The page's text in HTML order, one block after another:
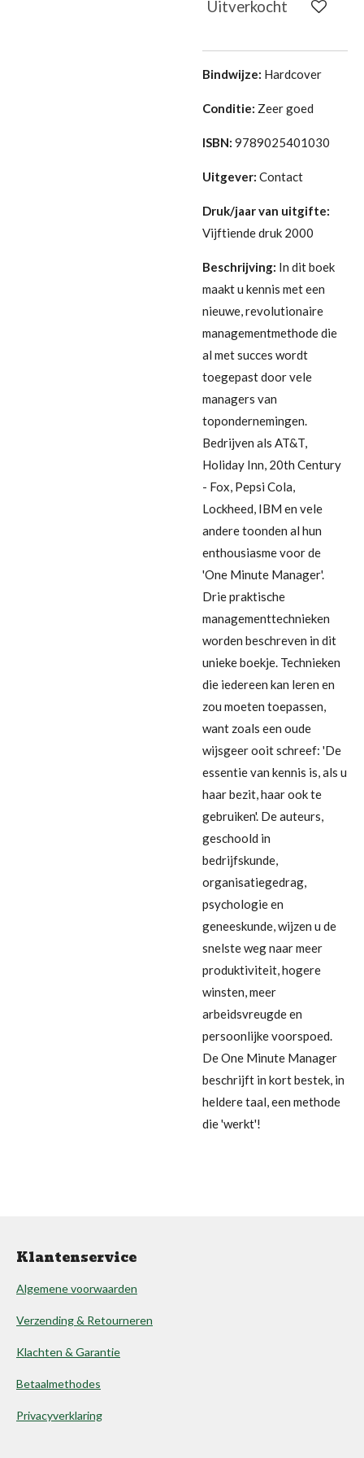
Uitverkocht
Bindwijze: Hardcover
Conditie: Zeer goed
ISBN: 9789025401030
Uitgever: Contact
Druk/jaar van uitgifte:
Vijftiende druk 2000
Beschrijving: In dit boek
maakt u kennis met een
nieuwe, revolutionaire
managementmethode die
al met succes wordt
toegepast door vele
managers van
topondernemingen.
Bedrijven als AT&T,
Holiday Inn, 20th Century
- Fox, Pepsi Cola,
Lockheed, IBM en vele
andere toonden al hun
enthousiasme voor de
'One Minute Manager'.
Drie praktische
managementtechnieken
worden beschreven in dit
unieke boekje. Technieken
die iedereen kan leren en
zou moeten toepassen,
want zoals een oude
wijsgeer ooit schreef: 'De
essentie van kennis is, als u
haar bezit, haar ook te
gebruiken'. De auteurs,
geschoold in
bedrijfskunde,
organisatiegedrag,
psychologie en
geneeskunde, wijzen u de
snelste weg naar meer
produktiviteit, hogere
winsten, meer
arbeidsvreugde en
persoonlijke voorspoed.
De One Minute Manager
beschrijft in kort bestek, in
heldere taal, een methode
die 'werkt'!
Klantenservice
Algemene voorwaarden
Verzending & Retourneren
Klachten & Garantie
Betaalmethodes
Privacyverklaring